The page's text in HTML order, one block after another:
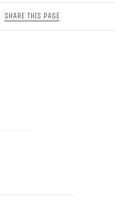
SHARE THIS PAGE